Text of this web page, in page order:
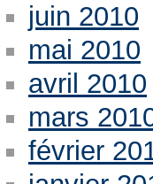
juin 2010
mai 2010
avril 2010
mars
février